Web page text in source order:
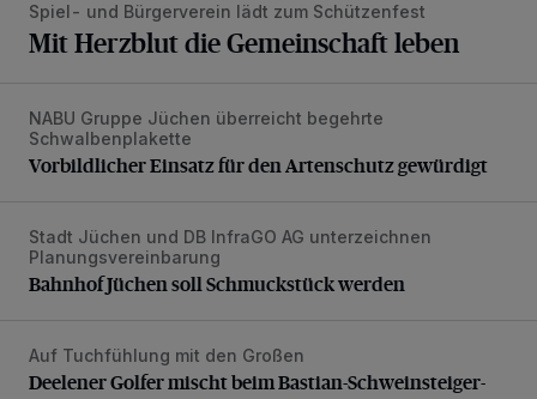
Spiel- und Bürgerverein lädt zum Schützenfest
Mit Herzblut die Gemeinschaft leben
Vorbildlicher Einsatz für den Artenschutz gewürdigt
NABU Gruppe Jüchen überreicht begehrte
Schwalbenplakette
Vorbildlicher Einsatz für den Artenschutz gewürdigt
Bahnhof Jüchen soll Schmuckstück werden
Stadt Jüchen und DB InfraGO AG unterzeichnen
Planungsvereinbarung
Bahnhof Jüchen soll Schmuckstück werden
Deelener Golfer mischt beim Bastian-Schweinsteiger-
Auf Tuchfühlung mit den Großen
Deelener Golfer mischt beim Bastian-Schweinsteiger-